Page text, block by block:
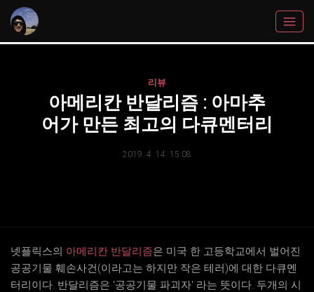
리뷰
아메리칸 반달리즘 : 아마추
어가 만든 최고의 다큐멘터리
2019. 4. 14. 15:08
넷플릭스의 아메리칸 반달리즘은 미국 한 고등학교에서 벌어진
공공기물 훼손사건(이라고는 하지만 작은 테러)에 대한 다큐멘
터리이다. 반달리즘은 '공공기물 파괴자' 라는 뜻이다. 두개의 시